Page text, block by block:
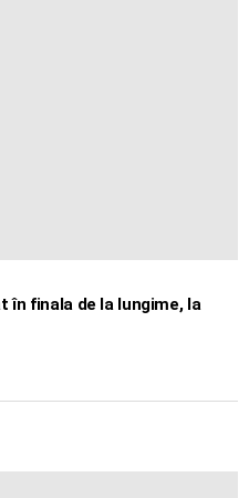
în finala de la lungime, la